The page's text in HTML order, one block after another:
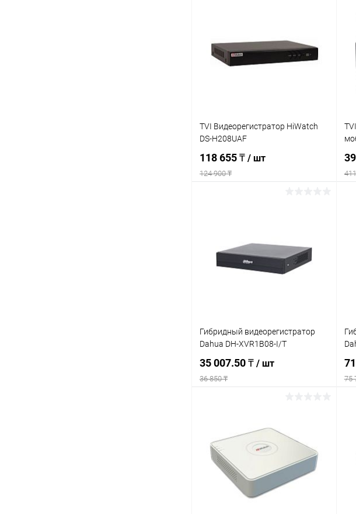
В избранное Недоступно
TVI Видеорегистратор HiWatch
DS-H208UAF
118 655 ₸ / шт
124 900 ₸
В избранное Недоступно
Гибридный видеорегистратор
Dahua DH-XVR1B08-I/T
35 007.50 ₸ / шт
36 850 ₸
Купить в 1 клик К сравнению
В избранное Недоступно
75